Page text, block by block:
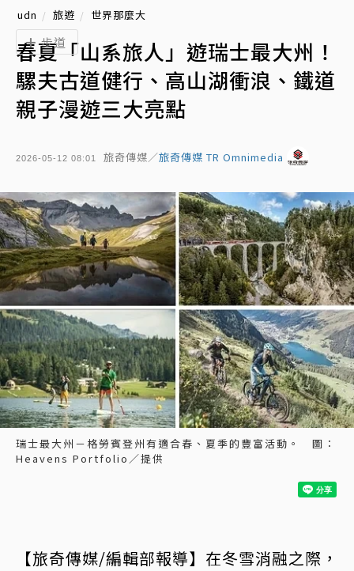
udn 旅遊 世界那麼大
春夏「山系旅人」遊瑞士最大州！
騾夫古道健行、高山湖衝浪、鐵道
親子漫遊三大亮點
2026-05-12 08:01 旅奇傳媒／旅奇傳媒 TR Omnimedia
步道
瑞士最大州－格勞賓登州有適合春、夏季的豐富活動。 圖：
Heavens Portfolio／提供
【旅奇傳媒/編輯部報導】在冬雪消融之際，